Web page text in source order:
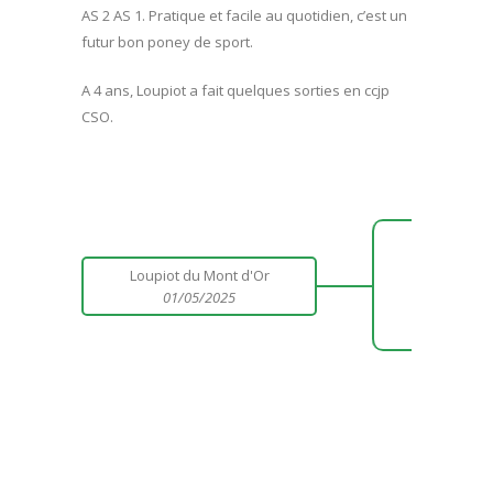
AS 2 AS 1. Pratique et facile au quotidien, c’est un
futur bon poney de sport.
A 4 ans, Loupiot a fait quelques sorties en ccjp
CSO.
Loupiot du Mont d'Or
01/05/2025